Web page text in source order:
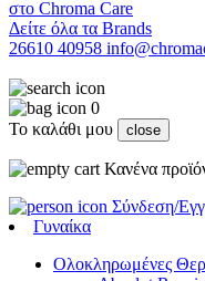
Δείτε όλα τα Brands
26610 40958
0
Το καλάθι μου
close
Κανένα
Σύνδεση/
Γυναίκα
Ολοκληρωμένες